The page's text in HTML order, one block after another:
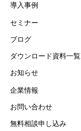
導入事例
セミナー
ブログ
ダウンロード資料一覧
お知らせ
企業情報
お問い合わせ
無料相談申し込み